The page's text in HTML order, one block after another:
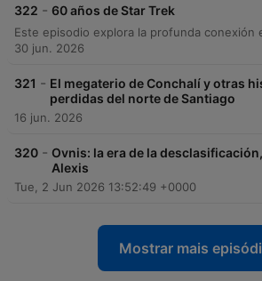
322 - 60 años de Star Trek
30 jun. 2026
321 - El megaterio de Conchalí y otras
perdidas del norte de Santiago
16 jun. 2026
320 - Ovnis: la era de la
Alexis
Tue, 2 Jun 2026 13:52:49 +0000
Mostrar mais